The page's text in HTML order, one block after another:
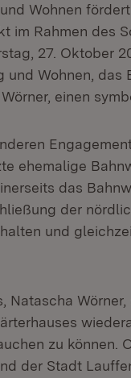
Wohnen
im Rahmen des
Fenster)
27. Oktober
Wohnen, das
einen
ehemalige
das
der
und
zu können.
in neuem
der Stadt